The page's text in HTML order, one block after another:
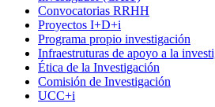
Convocatorias RRHH
Proyectos I+D+i
Programa propio investigación
Infraestruturas de apoyo a la
Ética de la Investigación
Comisión de Investigación
UCC+i